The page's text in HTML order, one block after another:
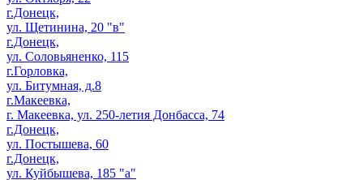
г.Донецк,
ул. Щетинина, 20 "в"
г.Донецк,
ул. Соловьяненко, 115
г.Горловка,
ул. Битумная, д.8
г.Макеевка,
г. Макеевка, ул. 250-летия Донбасса, 74
г.Донецк,
ул. Постышева, 60
г.Донецк,
ул. Куйбышева, 185 "а"